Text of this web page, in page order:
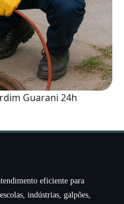
Guarani 24h
eficiente para
indústrias, galpões,